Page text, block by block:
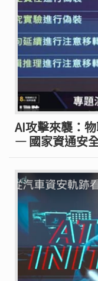
AI攻擊來襲：
— 國家資通安